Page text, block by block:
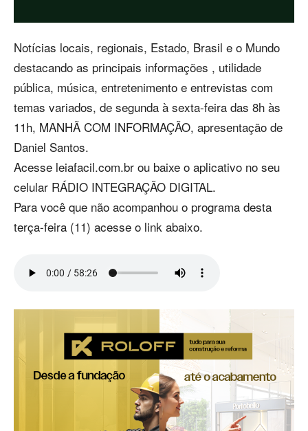
Notícias locais, regionais, Estado, Brasil e o Mundo
destacando as principais informações , utilidade
pública, música, entretenimento e entrevistas com
temas variados, de segunda à sexta-feira das 8h às
11h, MANHÃ COM INFORMAÇÃO, apresentação de
Daniel Santos.
Acesse leiafacil.com.br ou baixe o aplicativo no seu
celular RÁDIO INTEGRAÇÃO DIGITAL.
Para você que não acompanhou o programa desta
terça-feira (11) acesse o link abaixo.